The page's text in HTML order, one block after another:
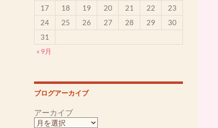
17
18 19 20 21 22
23
24
25 26 27 28 29
30
31
« 9月
ブログアーカイブ
アーカイブ